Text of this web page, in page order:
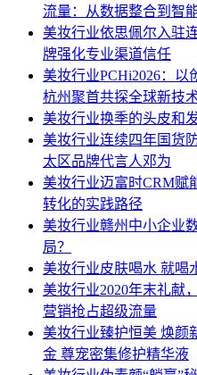
流量：从数据整合到智
美妆行业依思佩尔入驻
牌强化专业渠道信任
美妆行业PCHi2026：以
杭州聚首共探全球新技
美妆行业换季的头皮和
美妆行业连续四年国货
太区品牌代言人邓为
美妆行业迈富时CRM赋
转化的实践路径
美妆行业赣州中小企业
局？
美妆行业皮肤喝水 就喝
美妆行业2020年末礼献
营销抢占超级流量
美妆行业臻护恒美 焕颜
金 尊宠密集修护精华液